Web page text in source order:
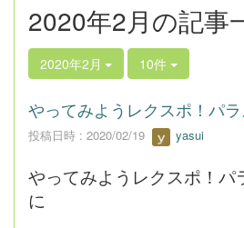
2020年2月の記事
2020年2月 10件
やってみようレクスポ！パ
投稿日時 : 2020/02/19 yasui
やってみようレクスポ！パ
に